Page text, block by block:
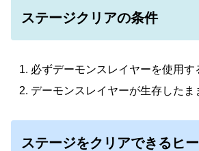
ステージクリアの条件
必ずデーモンスレイヤーを使用す
デーモンスレイヤーが生存したま
ステージをクリアできるヒ